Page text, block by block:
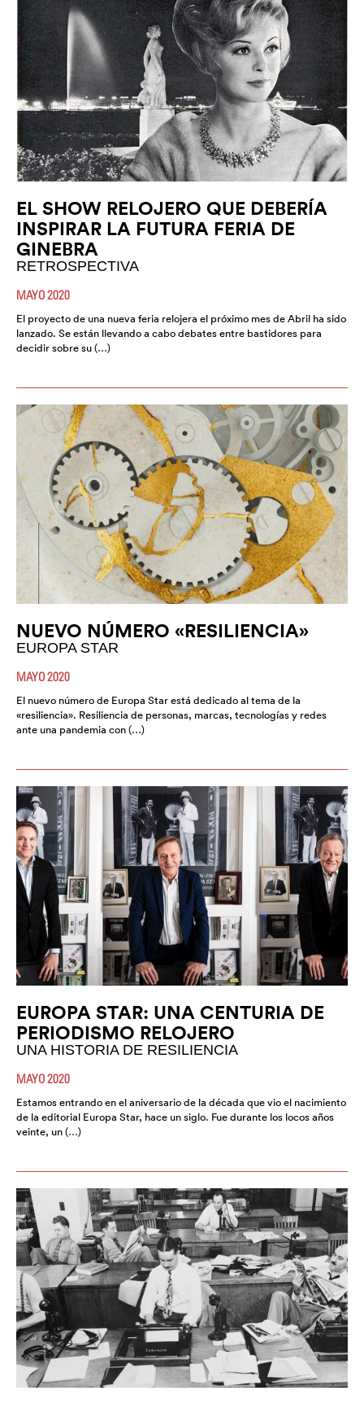
EL SHOW RELOJERO QUE DEBERÍA
INSPIRAR LA FUTURA FERIA DE
GINEBRA
RETROSPECTIVA
MAYO 2020
El proyecto de una nueva feria relojera el próximo mes de Abril ha sido
lanzado. Se están llevando a cabo debates entre bastidores para
decidir sobre su (…)
NUEVO NÚMERO «RESILIENCIA»
EUROPA STAR
MAYO 2020
El nuevo número de Europa Star está dedicado al tema de la
«resiliencia». Resiliencia de personas, marcas, tecnologías y redes
ante una pandemia con (…)
EUROPA STAR: UNA CENTURIA DE
PERIODISMO RELOJERO
UNA HISTORIA DE RESILIENCIA
MAYO 2020
Estamos entrando en el aniversario de la década que vio el nacimiento
de la editorial Europa Star, hace un siglo. Fue durante los locos años
veinte, un (…)